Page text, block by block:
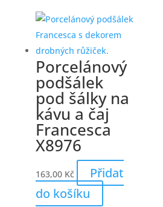
Porcelánový
podšálek
pod šálky na
kávu a čaj
Francesca
X8976
163,00 Kč
Přidat
do košíku